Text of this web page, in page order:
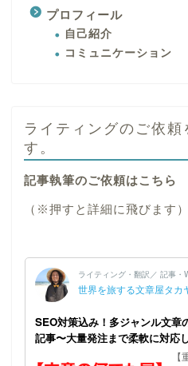
プロフィール
自己紹介
コミュニケーション
ライティングのご依頼
す。
記事執筆のご依頼はこちら
（※押すと詳細に飛びます）